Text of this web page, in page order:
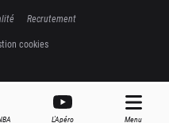
L'Apéro Menu
Recrutement
cookies